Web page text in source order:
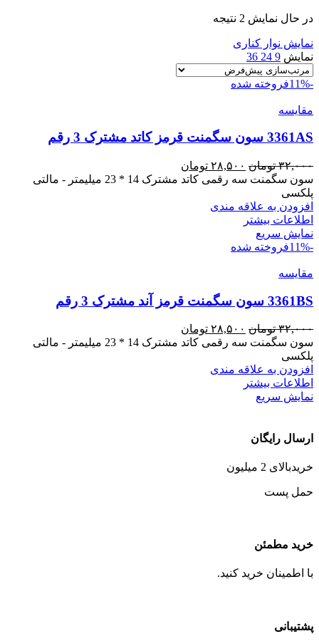
در حال نمایش 2 نتیجه
نمایش نوار کناری
نمایش 9
24
36
-11% فروخته شده
مقايسه
3361AS سون سگمنت قرمز کاتد مشترک 3 رقم
۳۲,۰۰۰ تومان قیمت
اصلی
بود.
۲۸,۵۰۰ تومان
فعلی
سون سگمنت سه رقمی کاتد مشترک 14 * 23 میلیمتر - مالتی
پلکسی
افزودن به علاقه مندی
اطلاعات بیشتر
نمایش سریع
-11%
فروخته شده
مقايسه
3361BS سون سگمنت قرمز آند مشترک 3 رقم
۳۲,۰۰۰ تومان قیمت
اصلی
بود.
۲۸,۵۰۰ تومان
فعلی
سون سگمنت سه رقمی کاتد مشترک 14 * 23 میلیمتر - مالتی
پلکسی
افزودن به علاقه مندی
اطلاعات بیشتر
نمایش سریع
ارسال رایگان
خریدبالای 2 میلیون
حمل پست
خرید مطمئن
با اطمینان خرید کنید.
پشتیبانی